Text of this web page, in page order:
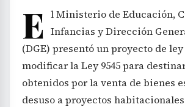
E l Ministerio de Educación,
Infancias y Dirección
(DGE) presentó un proyecto de
modificar la Ley 9545 para
obtenidos por la venta de bienes
desuso a proyectos